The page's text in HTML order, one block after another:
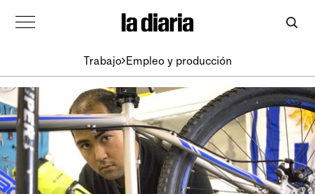
Trabajo Empleo y producción